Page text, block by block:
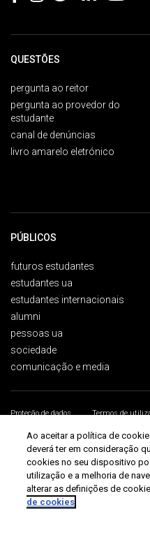
QUESTÕES
pergunta ao reitor
pergunta ao provedor do
estudante
canal de denúncias
livro amarelo eletrónico
PÚBLICOS
futuros estudantes
estudantes ua
estudantes internacionais
alumni
pessoas ua
sociedade
comunicação e media
Proteção de dados Termos de
Universidade de Aveiro 2026
Ao aceitar a política de
deverá ter em consideração
cookies no seu dispositivo
utilização e a melhoria de
alterar as definições de
de cookies